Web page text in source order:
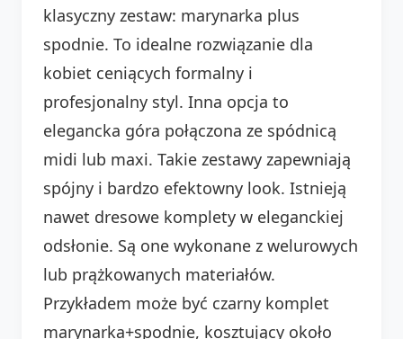
klasyczny zestaw: marynarka plus
spodnie. To idealne rozwiązanie dla
kobiet ceniących formalny i
profesjonalny styl. Inna opcja to
elegancka góra połączona ze spódnicą
midi lub maxi. Takie zestawy zapewniają
spójny i bardzo efektowny look. Istnieją
nawet dresowe komplety w eleganckiej
odsłonie. Są one wykonane z welurowych
lub prążkowanych materiałów.
Przykładem może być czarny komplet
marynarka+spodnie, kosztujący około